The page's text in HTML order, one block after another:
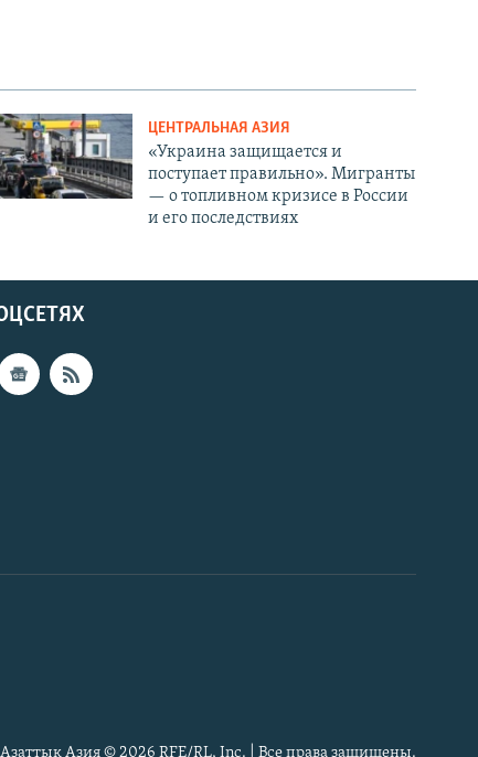
ЦЕНТРАЛЬНАЯ АЗИЯ
«Украина защищается и
поступает правильно». Мигранты
— о топливном кризисе в России
и его последствиях
Азаттык Азия © 2026 RFE/RL, Inc. | Все права защищены.